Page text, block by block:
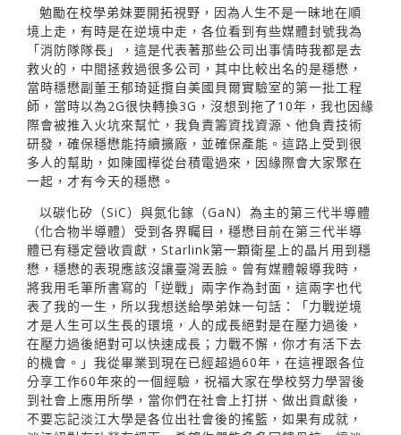
勉勵在校學弟妹要開拓視野，因為人生不是一昧地在順
境上走，有時是在逆境中走，各位看到有些媒體封號我為
「消防隊隊長」，這是代表著那些公司出事情時我都是去
救火的，中間拯救過很多公司，其中比較出名的是穩懋，
當時穩懋副董王郁琦延攬自美國貝爾實驗室的第一批工程
師，當時以為2G很快轉換3G，沒想到拖了10年，我也因緣
際會被推入火坑來幫忙，我負責籌資找資源、他負責技術
研發，確保穩懋能持續擴廠，並確保產能。這路上受到很
多人的幫助，如陳國樺從台積電過來，因緣際會大家聚在
一起，才有今天的穩懋。
以碳化矽（SiC）與氮化鎵（GaN）為主的第三代半導體
（化合物半導體）受到各界矚目，穩懋目前在第三代半導
體已有穩定營收貢獻，Starlink第一顆衛星上的晶片用到穩
懋，穩懋的表現應該沒讓臺灣丟臉。曾有媒體報導我時，
將我用毛筆所書寫的「逆戰」兩字作為封面，這兩字也代
表了我的一生，所以我想送給學弟妹一句話：「力戰逆境
才是人生可以生長的環境，人的成長絕對是在壓力過後，
在壓力過後絕對可以快速成長；力戰不懈，你才有活下去
的機會。」我從畢業到現在已經超過60年，在這裡跟各位
分享工作60年來的一個經驗，祝福大家在學校努力學習後
到社會上應用所學，當你們在社會上打拼、做出貢獻後，
不要忘記淡江大學是各位出社會後的搖籃，如果有成就，